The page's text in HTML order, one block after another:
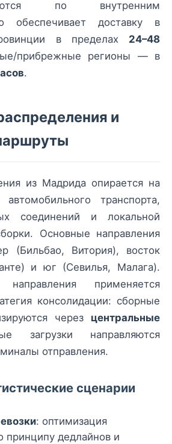
по внутренним
обеспечивает доставку в
в пределах 24–48
прибрежные регионы — в
.
и
из Мадрида опирается на
автомобильного транспорта,
соединений и локальной
Основные направления
(Бильбао, Витория), восток
и юг (Севилья, Малага).
применяется
консолидации: сборные
через центральные
загрузки направляются
отправления.
сценарии
: оптимизация
принципу дедлайнов и